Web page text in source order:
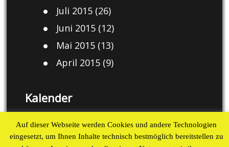
Juli 2015(26)
Juni 2015(12)
Mai 2015(13)
April 2015(9)
Kalender
M D M D F S
S
Auf dieser Webseite werden Cookies und andere Technologien
eingesetzt, um Ihnen Inhalte technisch bestmöglich bereitstellen zu